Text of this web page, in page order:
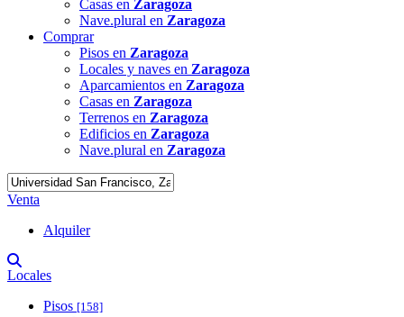
Casas en Zaragoza
Nave.plural en Zaragoza
Comprar
Pisos en Zaragoza
Locales y naves en Zaragoza
Aparcamientos en Zaragoza
Casas en Zaragoza
Terrenos en Zaragoza
Edificios en Zaragoza
Nave.plural en Zaragoza
Venta
Alquiler
Locales
Pisos [158]